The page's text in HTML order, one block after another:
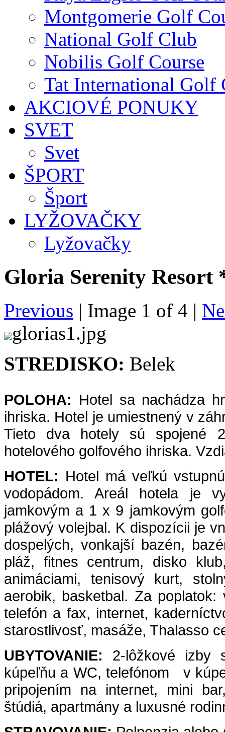
Montgomerie Golf
National Golf Club
Nobilis Golf Course
Tat International Golf
AKCIOVÉ PONUKY
SVET
Svet
ŠPORT
Šport
LYŽOVAČKY
Lyžovačky
Gloria Serenity
Previous | Image 1 of 4 |
glorias1.jpg
STREDISKO: Belek
POLOHA: Hotel sa nachádza
ihriska. Hotel je umiestnený v
Tieto dva hotely sú spojené
hotelového golfového ihriska.
HOTEL: Hotel má veľkú
vodopádom. Areál hotela je
jamkovým a 1 x 9 jamkovým
plážový volejbal. K dispozícii
dospelých, vonkajší bazén,
pláž, fitnes centrum, disko
animáciami, tenisový kurt,
aerobik, basketbal. Za
telefón a fax, internet,
starostlivosť, masáže, Thalasso
UBYTOVANIE: 2-lôžkové izby
kúpeľňu a WC, telefónom v
pripojením na internet, mini
štúdiá, apartmány a luxusné